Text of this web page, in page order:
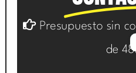
Presupuesto sin
de